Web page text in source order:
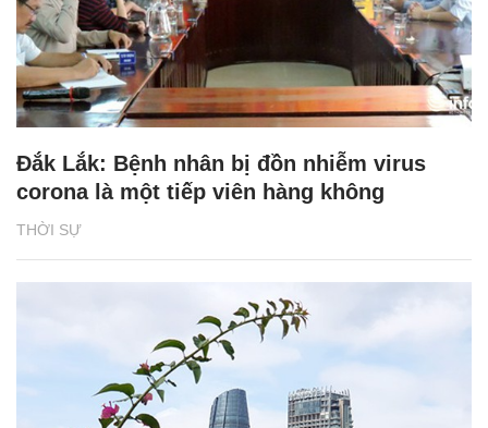
THỜI SỰ
Đắk Lắk: Bệnh nhân bị đồn nhiễm virus
corona là một tiếp viên hàng không